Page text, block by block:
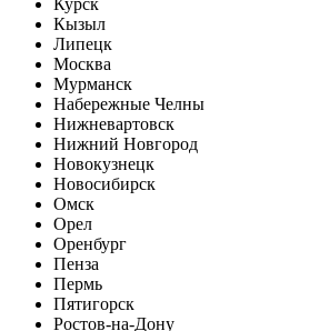
Кызыл
Липецк
Москва
Мурманск
Набережные Челны
Нижневартовск
Нижний Новгород
Новокузнецк
Новосибирск
Омск
Орел
Оренбург
Пенза
Пермь
Пятигорск
Ростов-на-Дону